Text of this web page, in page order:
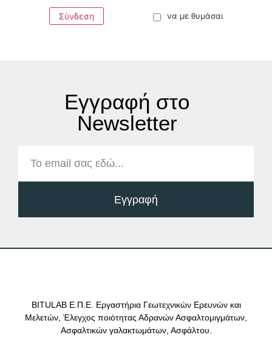
να με θυμάσαι
Σύνδεση
Εγγραφή στο
Νewsletter
Εγγραφή
BITULAB Ε.Π.Ε. Εργαστήρια Γεωτεχνικών Ερευνών και
Μελετών, Έλεγχος ποιότητας Αδρανών Ασφαλτομιγμάτων,
Ασφαλτικών γαλακτωμάτων, Ασφάλτου.